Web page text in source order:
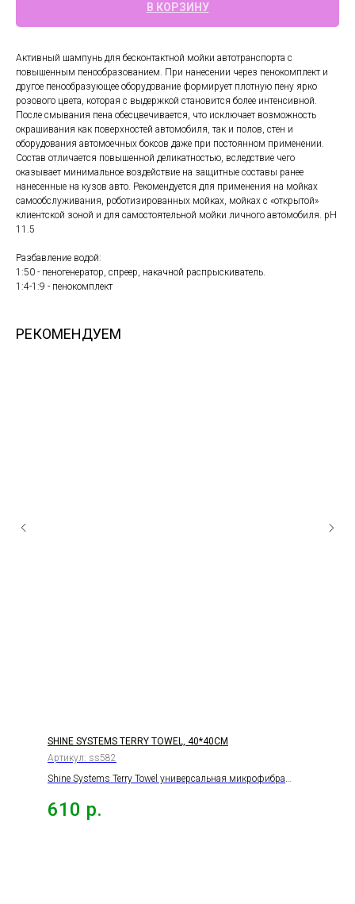
В КОРЗИНУ
Активный шампунь для бесконтактной мойки автотранспорта с
повышенным пенообразованием. При нанесении через пенокомплект и
другое пенообразующее оборудование формирует плотную пену ярко
розового цвета, которая с выдержкой становится более интенсивной.
После смывания пена обесцвечивается, что исключает возможность
окрашивания как поверхностей автомобиля, так и полов, стен и
оборудования автомоечных боксов даже при постоянном применении.
Состав отличается повышенной деликатностью, вследствие чего
оказывает минимальное воздействие на защитные составы ранее
нанесенные на кузов авто. Рекомендуется для применения на мойках
самообслуживания, роботизированных мойках, мойках с «открытой»
клиентской зоной и для самостоятельной мойки личного автомобиля. pH
11.5
Разбавление водой:
1:50 - пеногенератор, спреер, накачной распрыскиватель.
1:4-1:9 - пенокомплект
РЕКОМЕНДУЕМ
SHINE SYSTEMS TERRY TOWEL, 40*40СМ
Артикул: ss582
Shine Systems Terry Towel универсальная микрофибра
610 р.